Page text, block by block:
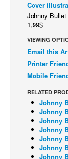
Cover
Johnny Bullet
1,99$
VIEWING
Email this
Printer
Mobile
RELATED
Johnny
Johnny
Johnny
Johnny
Johnny
Johnny
Johnny